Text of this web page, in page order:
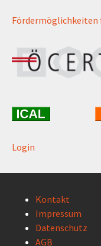
Fördermöglichkeiten
Login
Kontakt
Impressum
Datenschutz
AGB